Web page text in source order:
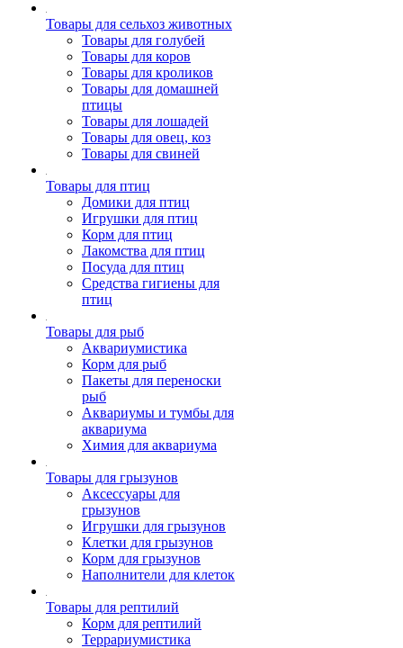
Товары для сельхоз животных
Товары для голубей
Товары для коров
Товары для кроликов
Товары для домашней
птицы
Товары для лошадей
Товары для овец, коз
Товары для свиней
Товары для птиц
Домики для птиц
Игрушки для птиц
Корм для птиц
Лакомства для птиц
Посуда для птиц
Средства гигиены для
птиц
Товары для рыб
Аквариумистика
Корм для рыб
Пакеты для переноски
рыб
Аквариумы и тумбы для
аквариума
Химия для аквариума
Товары для грызунов
Аксессуары для
грызунов
Игрушки для грызунов
Клетки для грызунов
Корм для грызунов
Наполнители для клеток
Товары для рептилий
Корм для рептилий
Террариумистика